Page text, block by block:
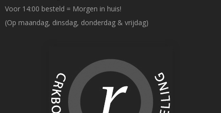
Voor 14:00 besteld = Morgen in huis!
(Op maandag, dinsdag, donderdag & vrijdag)